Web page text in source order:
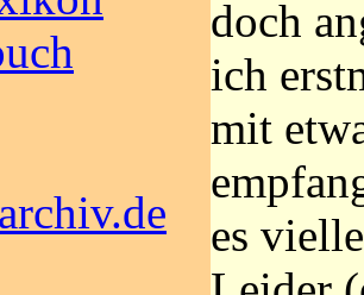
doch
ich
mit
es